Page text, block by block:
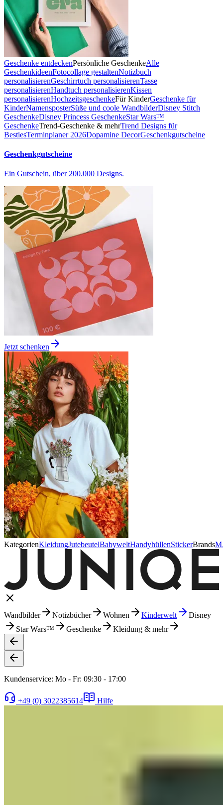
Geschenke entdeckenPersönliche GeschenkeAlle
GeschenkideenFotocollage gestaltenNotizbuch
personalisierenGeschirrtuch personalisierenTasse
personalisierenHandtuch personalisierenKissen
personalisierenHochzeitsgeschenkeFür KinderGeschenke für
KinderNamensposterSüße und coole WandbilderDisney Stitch
GeschenkeDisney Princess GeschenkeStar Wars™
GeschenkeTrend-Geschenke & mehrTrend Designs für
BestiesTerminplaner 2026Dopamine DecorGeschenkgutscheine
Geschenkgutscheine
Ein Gutschein, über 200.000 Designs.
Jetzt schenken
KategorienKleidungJutebeutelBabyweltHandyhüllenStickerBrands
Wandbilder Notizbücher Wohnen Kinderwelt
Disney
Star Wars™
Geschenke Kleidung & mehr
Kundenservice: Mo - Fr: 09:30 - 17:00
+49 (0) 3022385614 Hilfe